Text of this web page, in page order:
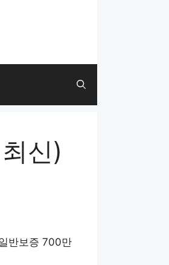
신)
반보증 700만